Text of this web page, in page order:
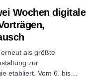
Wochen digitale
als größte
zur
etabliert. Vom 6. bis…